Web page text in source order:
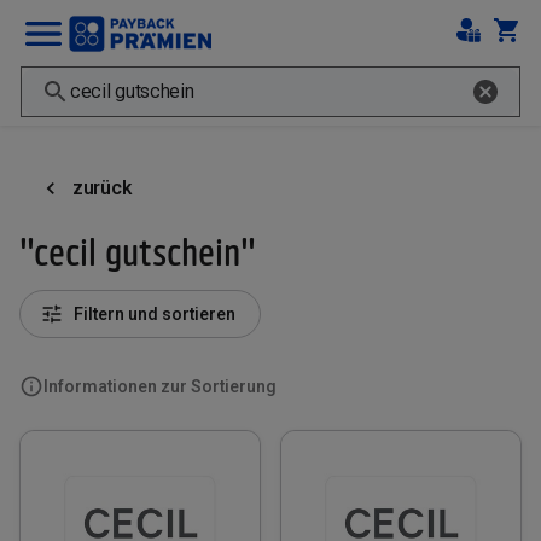
zurück
"cecil gutschein"
Informationen zur Sortierung
Filtern und sortieren